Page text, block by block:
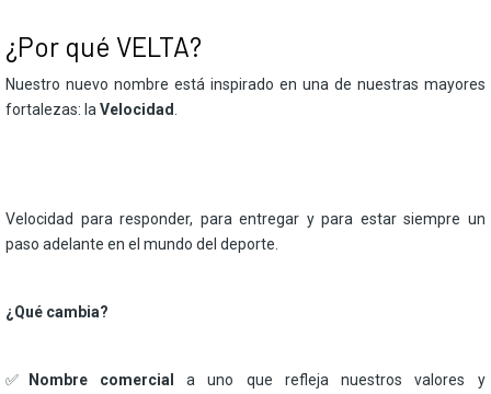
¿Por qué VELTA?
Nuestro nuevo nombre está inspirado en una de nuestras mayores
fortalezas: laVelocidad
Velocidad para responder, para entregar y para estar siempre un
paso adelante en el mundo del deporte.
¿Qué cambia?
✅ Nombre comercial
a uno que refleja nuestros valores y